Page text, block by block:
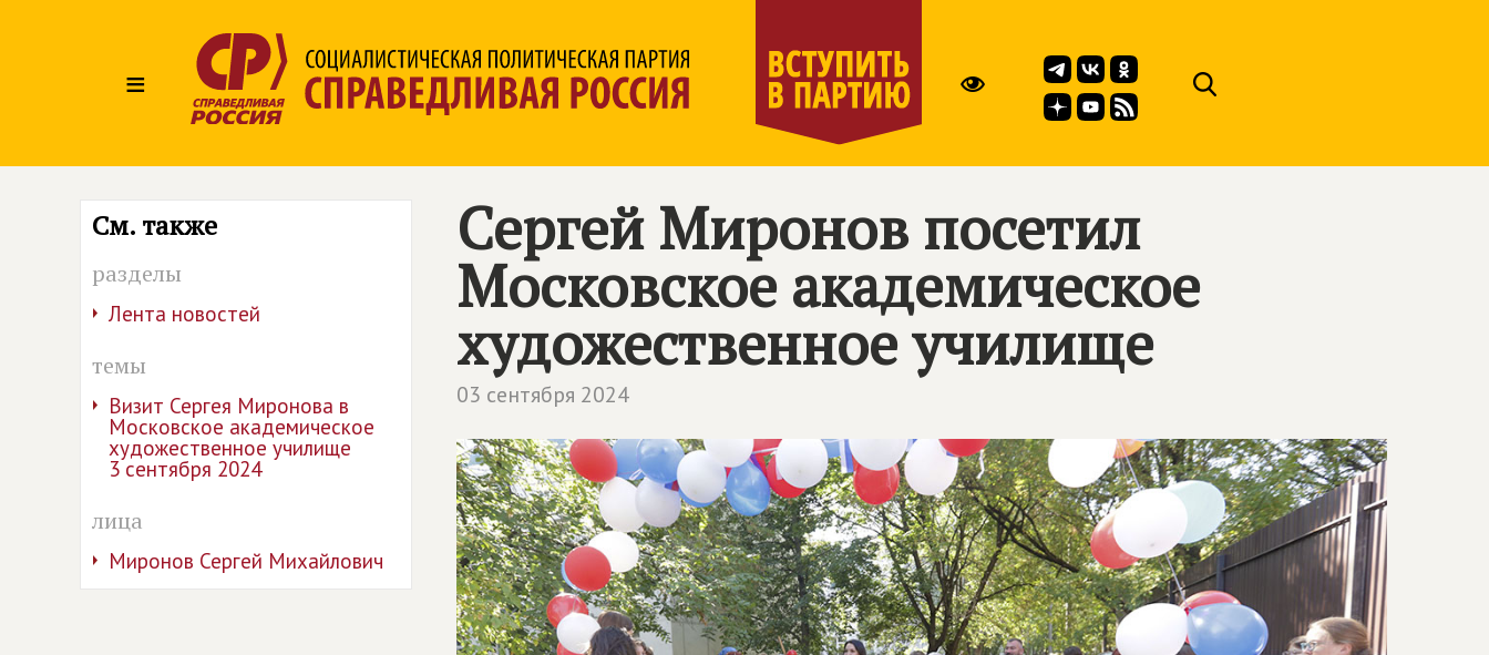
≡
См. также
разделы
Лента новостей
темы
Визит Сергея Миронова в
Московское академическое
художественное училище
3 сентября 2024
лица
Миронов Сергей Михайлович
Сергей Миронов посетил
Московское академическое
художественное училище
03 сентября 2024